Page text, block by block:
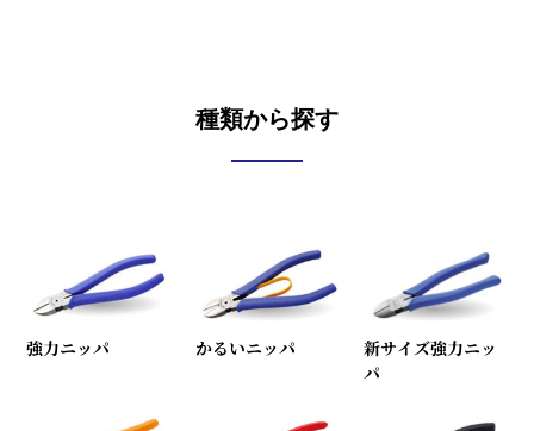
種類から探す
強力ニッパ かるいニッパ
新サイズ強力ニッ
パ